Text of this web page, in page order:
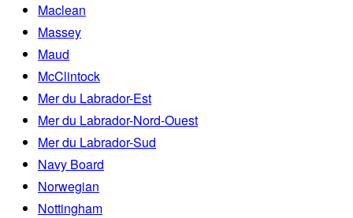
Maclean
Massey
Maud
McClintock
Mer du Labrador-Est
Mer du Labrador-Nord-Ouest
Mer du Labrador-Sud
Navy Board
Norwegian
Nottingham